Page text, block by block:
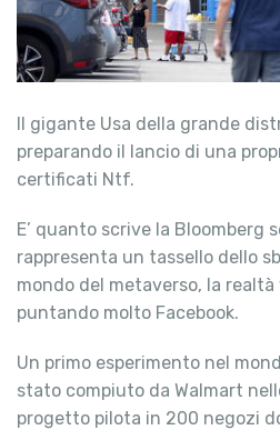
Il gigante Usa della grande
preparando il lancio di una
certificati Ntf.
E’ quanto scrive la Bloomberg
rappresenta un tassello dello
mondo del metaverso, la
puntando molto Facebook.
Un primo esperimento nel
stato compiuto da Walmart
progetto pilota in 200 negozi